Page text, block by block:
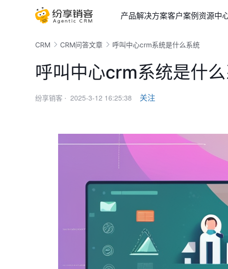
产品解决方案客户案例资源中
CRM CRM问答文章 呼叫中心crm系统是什么系统
呼叫中心crm系统是什
纷享销客 · 2025-3-12 16:25:38 关注